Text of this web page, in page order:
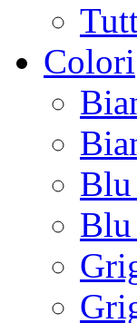
Colori
Blu
Blu